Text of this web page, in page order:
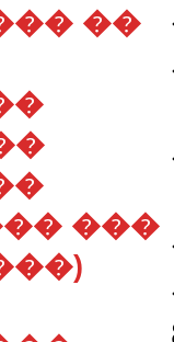
��
���